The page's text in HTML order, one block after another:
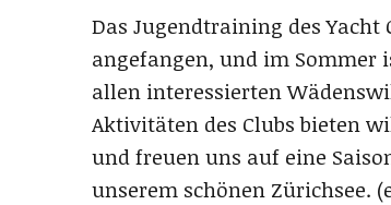
Das Jugendtraining des
angefangen, und im Sommer
allen interessierten
Aktivitäten des Clubs bieten
und freuen uns auf eine
unserem schönen Zürichsee.